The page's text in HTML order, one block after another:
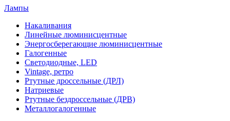
Лампы
Накаливания
Линейные люминисцентные
Энергосберегающие люминисцентные
Галогенные
Светодиодные, LED
Vintage, ретро
Ртутные дроссельные (ДРЛ)
Натриевые
Ртутные бездроссельные (ДРВ)
Металлогалогенные